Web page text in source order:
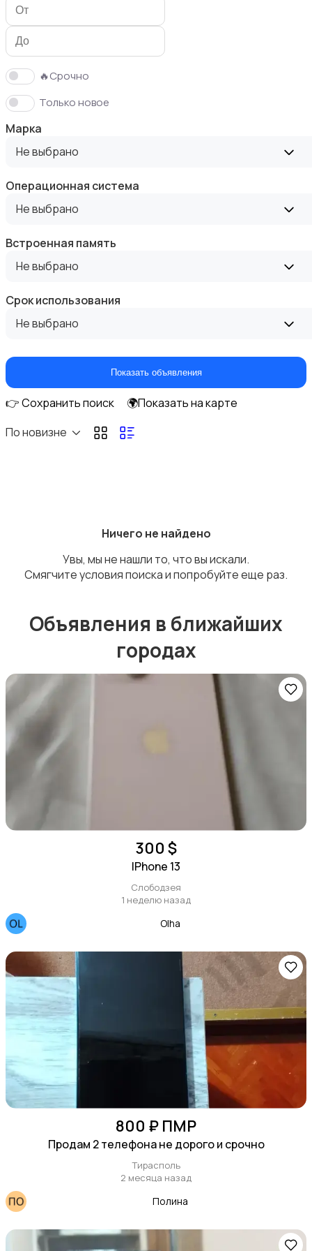
Аксессуары
Чехлы
Зарядные устройства
Внешние аккумуляторы
Мобильные телефоны
🔥Срочно
Только новое
Марка
Не выбрано
Операционная система
Не выбрано
Встроенная память
Не выбрано
Срок использования
Не выбрано
Показать объявления
👉 Сохранить поиск
🌍Показать на карте
По новизне
Ничего не найдено
Увы, мы не нашли то, что вы искали.
Смягчите условия поиска и попробуйте еще раз.
Объявления в ближайших
городах
300 $
IPhone 13
Слободзея
1 неделю назад
Olha
800 ₽ ПМР
Продам 2 телефона не дорого и срочно
Тирасполь
2 месяца назад
Полина